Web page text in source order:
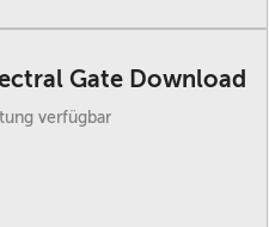
Gate Download
verfügbar